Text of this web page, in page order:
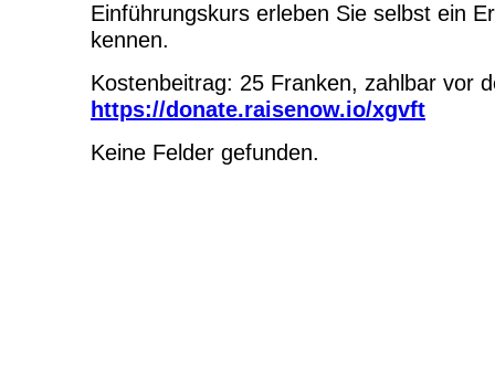
Einführungskurs erleben Sie selbst ein
kennen.
Kostenbeitrag: 25 Franken, zahlbar vor
https://donate.raisenow.io/xgvft
Keine Felder gefunden.